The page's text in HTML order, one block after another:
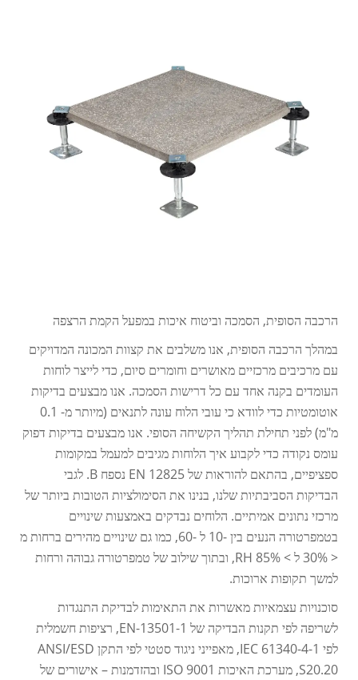
הרכבה הסופית, הסמכה וביטוח איכות במפעל הקמת הרצפה
במהלך הרכבה הסופית, אנו משלבים את קצוות המכונה המדויקים
עם מרכיבים מרכזיים מאושרים וחומרים סיום, כדי לייצר לוחות
העומדים בקנה אחד עם כל דרישות הסמכה. אנו מבצעים בדיקות
אוטומטיות כדי לוודא כי עובי הלוח עונה לתנאים (מיותר מ- 0.1
מ"מ) לפני תחילת תהליך הקשיחה הסופי. אנו מבצעים בדיקות דפוק
עומס נקודה כדי לקבוע איך הלוחות מגיבים למעמל במקומות
ספציפיים, בהתאם להוראות של EN 12825 נספח B. לגבי
הבדיקות הסביבתיות שלנו, בנינו את הסימולציות הטובות ביותר של
מרכזי נתונים אמיתיים. הלוחים נבדקים באמצעות שינויים
בטמפרטורה הנעים בין -10 ל -60, כמו גם שינויים מהירים ברחות מ
< 30% ל > 85% RH, ובתוך שילוב של טמפרטורה גבוהה ורחות
למשך תקופות ארוכות.
סוכנויות עצמאיות מאשרות את התאימות לבדיקת התנגדות
לשריפה לפי תקנות הבדיקה של EN-13501-1, רציפות חשמלית
לפי IEC 61340-4-1, מאפייני ניגוד סטטי לפי התקן ANSI/ESD
S20.20, מערכת האיכות ISO 9001 ובהזדמנות – אישורים של